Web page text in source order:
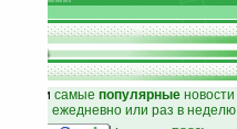
25
и самые популярные новости
на email ежедневно или раз в неделю